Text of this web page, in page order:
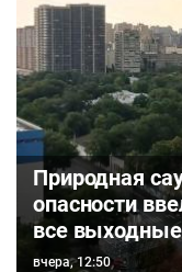
Природная
опасности
все
вчера, 12:50